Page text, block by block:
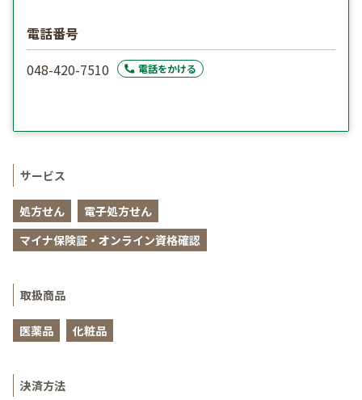
電話番号
048-420-7510
電話をかける
サービス
処方せん
電子処方せん
マイナ保険証・オンライン資格確認
取扱商品
医薬品 化粧品
決済方法